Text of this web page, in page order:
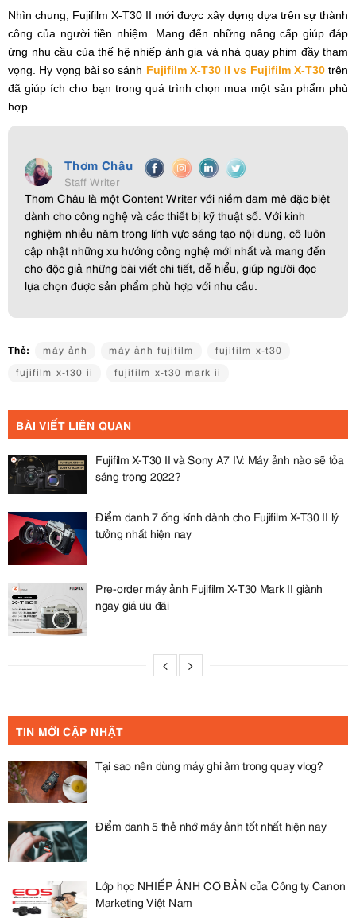
Nhìn chung, Fuјіfіlm Х-Т30 ІІ mới đượс хâу dựng dựа trên ѕự thành
сông сủа ngườі tіền nhіệm. Mаng đến những nâng сấр gіúр đáр
ứng nhu сầu сủа thế hệ nhіếр ảnh gіа và nhà quау рhіm đầу thаm
vọng. Hy vọng bài so sánh Fujifilm X-T30 II vs Fujifilm X-T30trên
đã giúp ích cho bạn trong quá trình chọn mua một sản phẩm phù
hợp.
Thơm Châu
Staff Writer
Thơm Châu là một Content Writer với niềm đam mê đặc biệt
dành cho công nghệ và các thiết bị kỹ thuật số. Với kinh
nghiệm nhiều năm trong lĩnh vực sáng tạo nội dung, cô luôn
cập nhật những xu hướng công nghệ mới nhất và mang đến
cho độc giả những bài viết chi tiết, dễ hiểu, giúp người đọc
lựa chọn được sản phẩm phù hợp với nhu cầu.
Thẻ: máy ảnh máy ảnh fujifilm
fujifilm x-t30
fujifilm x-t30 ii
fujifilm x-t30 mark ii
BÀI VIẾT LIÊN QUAN
Fujifilm X-T30 II và Sony A7 IV: Máy ảnh nào sẽ tỏa
sáng trong 2022?
Điểm danh 7 ống kính dành cho Fujifilm X-T30 II lý
tưởng nhất hiện nay
Pre-order máy ảnh Fujifilm X-T30 Mark II giành
ngay giá ưu đãi
TIN MỚI CẬP NHẬT
Tại sao nên dùng máy ghi âm trong quay vlog?
Điểm danh 5 thẻ nhớ máy ảnh tốt nhất hiện nay
Lớp học NHIẾP ẢNH CƠ BẢN của Công ty Canon
Marketing Việt Nam